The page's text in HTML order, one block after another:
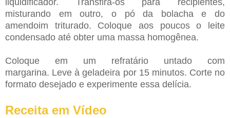
liquidificador. Transfira-os para recipientes,
misturando em outro, o pó da bolacha e do
amendoim triturado. Coloque aos poucos o leite
condensado até obter uma massa homogênea.
Coloque em um refratário untado com
margarina. Leve à geladeira por 15 minutos. Corte no
formato desejado e experimente essa delícia.
Receita em Vídeo